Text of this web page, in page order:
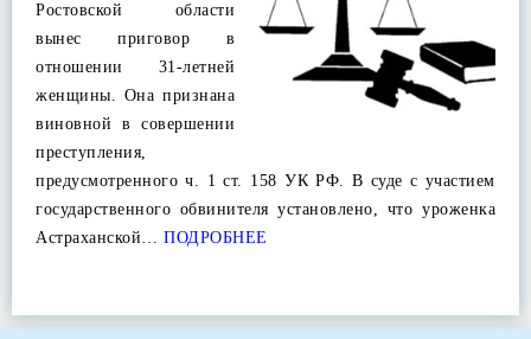
Ростовской области
вынес приговор в
отношении 31-летней
женщины. Она признана
виновной в совершении
преступления,
предусмотренного ч. 1 ст. 158 УК РФ. В суде с участием
государственного обвинителя установлено, что уроженка
Астраханской… ПОДРОБНЕЕ